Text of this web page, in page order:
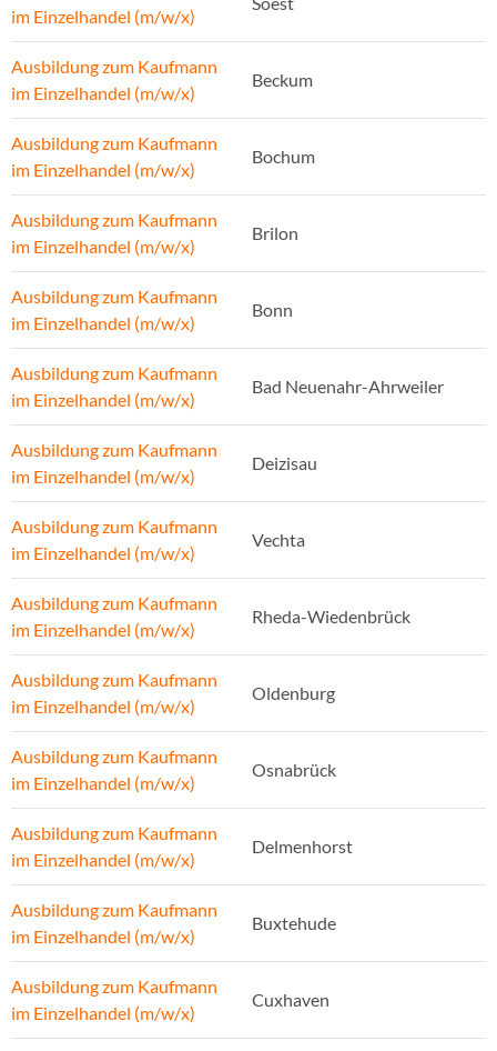
im Einzelhandel (m/w/x)
Ausbildung zum Kaufmann
im Einzelhandel (m/w/x)
Beckum
Ausbildung zum Kaufmann
im Einzelhandel (m/w/x)
Bochum
Ausbildung zum Kaufmann
im Einzelhandel (m/w/x)
Brilon
Ausbildung zum Kaufmann
im Einzelhandel (m/w/x)
Bonn
Ausbildung zum Kaufmann
im Einzelhandel (m/w/x)
Bad Neuenahr-Ahrweiler
Ausbildung zum Kaufmann
im Einzelhandel (m/w/x)
Deizisau
Ausbildung zum Kaufmann
im Einzelhandel (m/w/x)
Vechta
Ausbildung zum Kaufmann
im Einzelhandel (m/w/x)
Rheda-Wiedenbrück
Ausbildung zum Kaufmann
im Einzelhandel (m/w/x)
Oldenburg
Ausbildung zum Kaufmann
im Einzelhandel (m/w/x)
Osnabrück
Ausbildung zum Kaufmann
im Einzelhandel (m/w/x)
Delmenhorst
Ausbildung zum Kaufmann
im Einzelhandel (m/w/x)
Buxtehude
Ausbildung zum Kaufmann
im Einzelhandel (m/w/x)
Cuxhaven